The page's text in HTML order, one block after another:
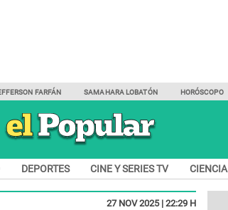
FARFÁN SAMAHARA LOBATÓN HORÓSCOPO
DEPORTES CINE Y SERIES TV CIENCIA
27 NOV 2025 | 22:29 H